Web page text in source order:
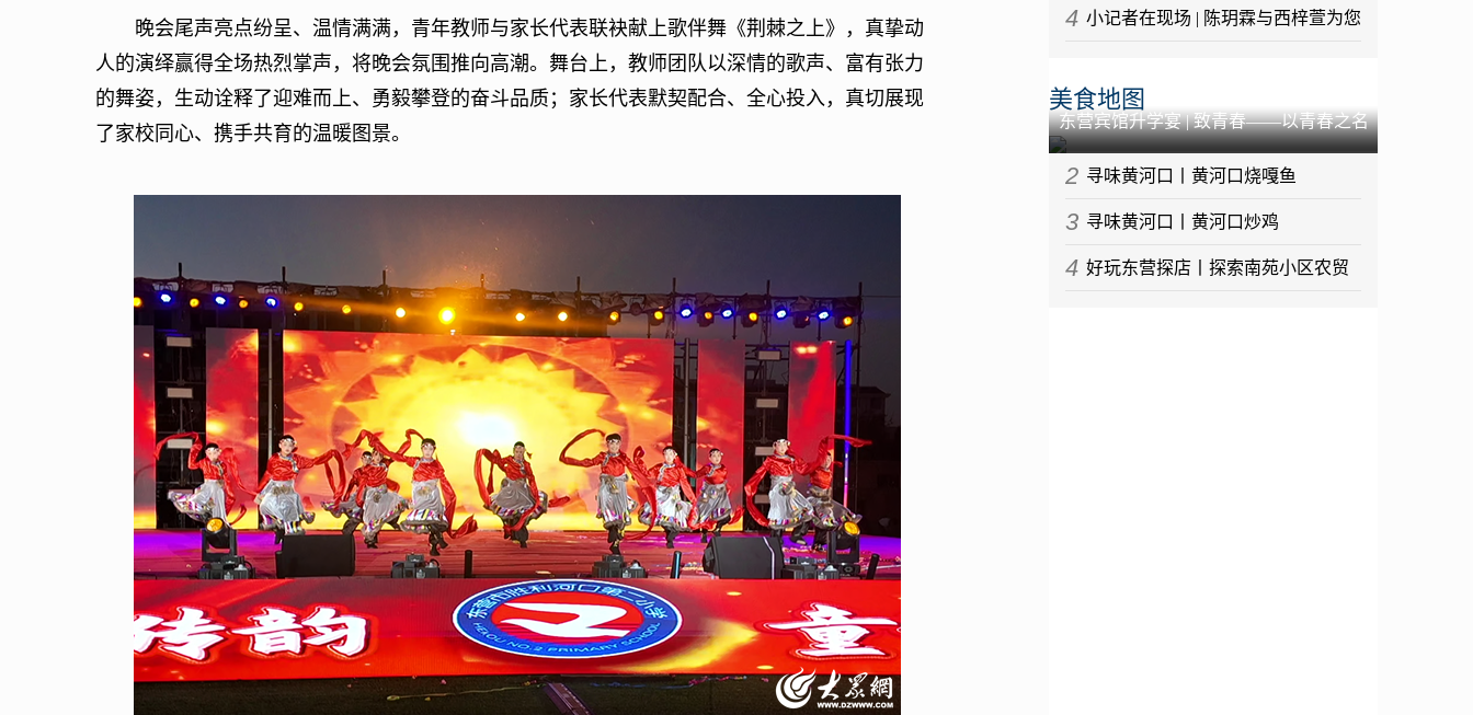
晚会尾声亮点纷呈、温情满满，青年教师与家长代表联袂献上歌伴舞《荆棘之上》，真挚动
人的演绎赢得全场热烈掌声，将晚会氛围推向高潮。舞台上，教师团队以深情的歌声、富有张力
的舞姿，生动诠释了迎难而上、勇毅攀登的奋斗品质；家长代表默契配合、全心投入，真切展现
了家校同心、携手共育的温暖图景。